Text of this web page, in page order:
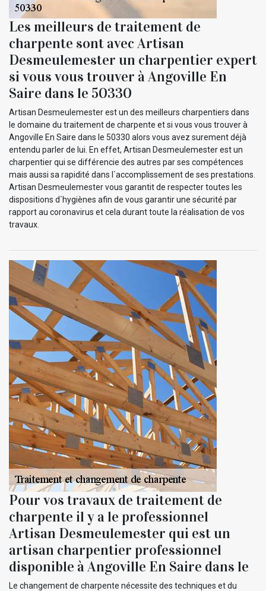
Les meilleurs de traitement de
charpente sont avec Artisan
Desmeulemester un charpentier expert
si vous vous trouver à Angoville En
Saire dans le 50330
Artisan Desmeulemester est un des meilleurs charpentiers dans
le domaine du traitement de charpente et si vous vous trouver à
Angoville En Saire dans le 50330 alors vous avez surement déjà
entendu parler de lui. En effet, Artisan Desmeulemester est un
charpentier qui se différencie des autres par ses compétences
mais aussi sa rapidité dans l`accomplissement de ses prestations.
Artisan Desmeulemester vous garantit de respecter toutes les
dispositions d`hygiènes afin de vous garantir une sécurité par
rapport au coronavirus et cela durant toute la réalisation de vos
travaux.
Pour vos travaux de traitement de
charpente il y a le professionnel
Artisan Desmeulemester qui est un
artisan charpentier professionnel
disponible à Angoville En Saire dans le
Le changement de charpente nécessite des techniques et du